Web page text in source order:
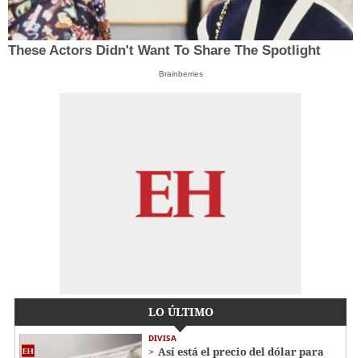
These Actors Didn't Want To Share The Spotlight
Brainberries
LO ÚLTIMO
DIVISA
Así está el precio del dólar para